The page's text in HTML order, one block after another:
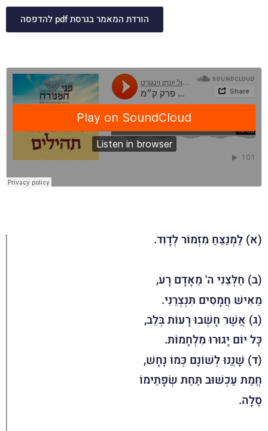
הורדת המאמר בגרסת pdf להדפסה
(א) לַמְנַצֵּחַ מִזְמוֹר לְדָוִד.
(ב) חַלְּצֵנִי ה' מֵאָדָם רָע,
מֵאִישׁ חֲמָסִים תִּנְצְרֵנִי.
(ג) אֲשֶׁר חָשְׁבוּ רָעוֹת בְּלֵב,
כָּל יוֹם יָגוּרוּ מִלְחָמוֹת.
(ד) שָׁנֲנוּ לְשׁוֹנָם כְּמוֹ נָחָשׁ,
חֲמַת עַכְשׁוּב תַּחַת שְׂפָתֵימוֹ
סֶלָה.